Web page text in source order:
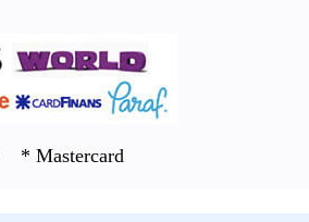
Mastercard